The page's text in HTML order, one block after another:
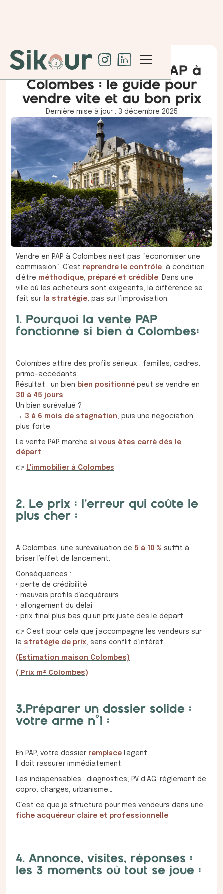
Vendre son bien en PAP à
Colombes : le guide pour
vendre vite et au bon prix
Dernière mise à jour : 3 décembre 2025
Vendre en PAP à Colombes n’est pas “économiser une
commission”. C’est reprendre le contrôle , à condition
d’être méthodique, préparé et crédible . Dans une
ville où les acheteurs sont exigeants, la différence se
fait sur
la stratégie , pas sur l’improvisation.
1. Pourquoi la vente PAP
fonctionne si bien à Colombes:
Colombes attire des profils sérieux : familles, cadres,
primo-accédants.
Résultat : un bien bien positionné peut se vendre en
30 à 45 jours
Un bien surévalué ?
→ 3 à 6 mois de stagnation , puis une négociation
plus forte.
La vente PAP marche si vous êtes carré dès le
départ
👉 L'immobilier à Colombes
2. Le prix : l’erreur qui coûte le
plus cher :
À Colombes, une surévaluation de 5 à 10 % suffit à
briser l’effet de lancement.
Conséquences :
• perte de crédibilité
• mauvais profils d’acquéreurs
• allongement du délai
• prix final plus bas qu’un prix juste dès le départ
👉 C’est pour cela que j’accompagne les vendeurs sur
la stratégie de prix , sans conflit d’intérêt.
(Estimation maison Colombes)
( Prix m² Colombes)
3.Préparer un dossier solide :
votre arme n°1 :
En PAP, votre dossier remplace l’agent.
Il doit rassurer immédiatement.
Les indispensables : diagnostics, PV d’AG, règlement de
copro, charges, urbanisme…
C’est ce que je structure pour mes vendeurs dans une
fiche acquéreur claire et professionnelle
4. Annonce, visites, réponses :
les 3 moments où tout se joue :